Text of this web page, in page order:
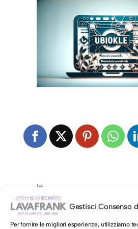
Gestisci Consenso
Per fornire le migliori esperienze, utilizziamo
In